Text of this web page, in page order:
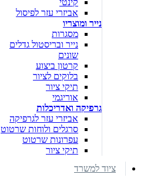
קינטי
אביזרי עזר לפיסול
נייר ומוצריו
מסגרות
נייר ובריסטול גדלים
שונים
קרטון ביצוע
בלוקים לציור
תיקי ציור
אוריגמי
גרפיקה ואדריכלות
אביזרי עזר לגרפיקה
סרגלים ולוחות שרטוט
עפרונות שרטוט
תיקי ציור
ציוד למשרד